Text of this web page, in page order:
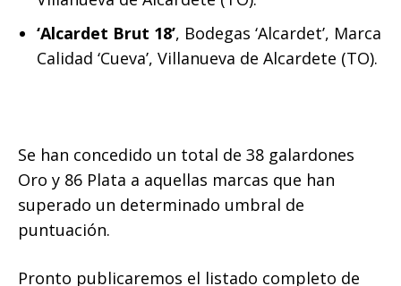
‘Alcardet Brut 18’, Bodegas ‘Alcardet’, Marca
Calidad ‘Cueva’, Villanueva de Alcardete (TO).
Se han concedido un total de 38 galardones
Oro y 86 Plata a aquellas marcas que han
superado un determinado umbral de
puntuación.
Pronto publicaremos el listado completo de